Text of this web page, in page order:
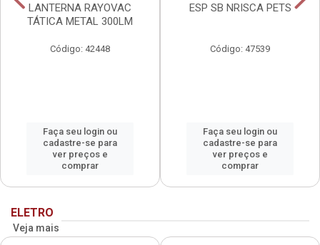
LANTERNA RAYOVAC
TÁTICA METAL 300LM
Código: 42448
Faça seu login ou
cadastre-se para
ver preços e
comprar
ESP SB NRISCA PETS
Código: 47539
Faça seu login ou
cadastre-se para
ver preços e
comprar
ELETRO
Veja mais